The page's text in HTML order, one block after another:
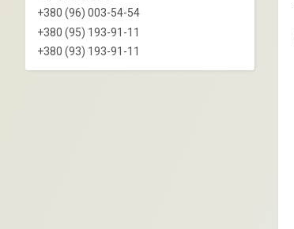
+380 (96) 003-54-54
+380 (95) 193-91-11
+380 (93) 193-91-11